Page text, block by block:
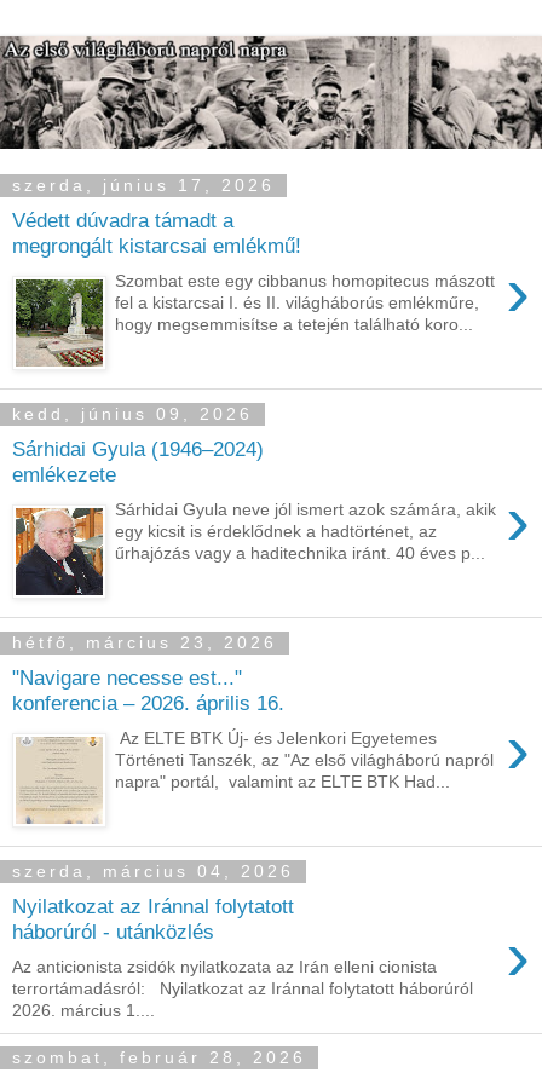
szerda, június 17, 2026
Védett dúvadra támadt a
megrongált kistarcsai emlékmű!
›
Szombat este egy cibbanus homopitecus mászott
fel a kistarcsai I. és II. világháborús emlékműre,
hogy megsemmisítse a tetején található koro...
kedd, június 09, 2026
Sárhidai Gyula (1946–2024)
emlékezete
›
Sárhidai Gyula neve jól ismert azok számára, akik
egy kicsit is érdeklődnek a hadtörténet, az
űrhajózás vagy a haditechnika iránt. 40 éves p...
hétfő, március 23, 2026
"Navigare necesse est..."
konferencia – 2026. április 16.
›
Az ELTE BTK Új- és Jelenkori Egyetemes
Történeti Tanszék, az "Az első világháború napról
napra" portál, valamint az ELTE BTK Had...
szerda, március 04, 2026
Nyilatkozat az Iránnal folytatott
háborúról - utánközlés
›
Az anticionista zsidók nyilatkozata az Irán elleni cionista
terrortámadásról: Nyilatkozat az Iránnal folytatott háborúról
2026. március 1....
szombat, február 28, 2026